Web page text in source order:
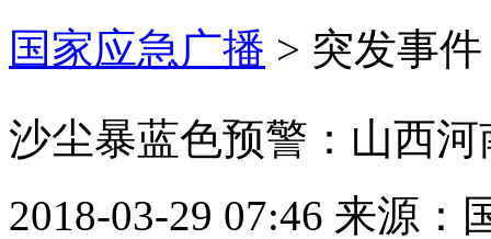
国家应急广播 > 突发事件
沙尘暴蓝色预警：山西
2018-03-29 07:46 来源：